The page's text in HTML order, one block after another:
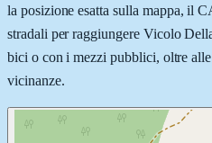
la posizione esatta sulla mappa, il
stradali per raggiungere Vicolo
bici o con i mezzi pubblici, oltre
vicinanze.